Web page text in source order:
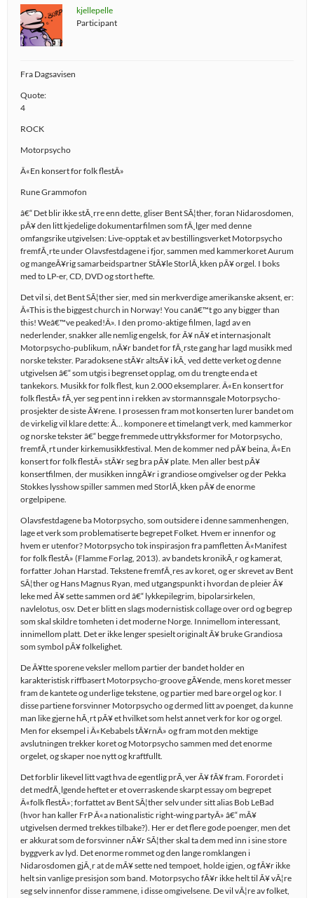
kjellepelle
Participant
Fra Dagsavisen
Quote:
4
ROCK
Motorpsycho
Â«En konsert for folk flestÂ»
Rune Grammofon
â€“ Det blir ikke stÃ¸rre enn dette, gliser Bent SÃ¦ther, foran Nidarosdomen,
pÃ¥ den litt kjedelige dokumentarfilmen som fÃ¸lger med denne
omfangsrike utgivelsen: Live-opptak et av bestillingsverket Motorpsycho
fremfÃ¸rte under Olavsfestdagene i fjor, sammen med kammerkoret Aurum
og mangeÃ¥rig samarbeidspartner StÃ¥le StorlÃ¸kken pÃ¥ orgel. I boks
med to LP-er, CD, DVD og stort hefte.
Det vil si, det Bent SÃ¦ther sier, med sin merkverdige amerikanske aksent, er:
Â«This is the biggest church in Norway! You canâ€™t go any bigger than
this! Weâ€™ve peaked!Â». I den promo-aktige filmen, lagd av en
nederlender, snakker alle nemlig engelsk, for Ã¥ nÃ¥ et internasjonalt
Motorpsycho-publikum, nÃ¥r bandet for fÃ¸rste gang har lagd musikk med
norske tekster. Paradoksene stÃ¥r altsÃ¥ i kÃ¸ ved dette verket og denne
utgivelsen â€“ som utgis i begrenset opplag, om du trengte enda et
tankekors. Musikk for folk flest, kun 2.000 eksemplarer. Â«En konsert for
folk flestÂ» fÃ¸yer seg pent inn i rekken av stormannsgale Motorpsycho-
prosjekter de siste Ã¥rene. I prosessen fram mot konserten lurer bandet om
de virkelig vil klare dette: Ã… komponere et timelangt verk, med kammerkor
og norske tekster â€“ begge fremmede uttrykksformer for Motorpsycho,
fremfÃ¸rt under kirkemusikkfestival. Men de kommer ned pÃ¥ beina, Â«En
konsert for folk flestÂ» stÃ¥r seg bra pÃ¥ plate. Men aller best pÃ¥
konsertfilmen, der musikken inngÃ¥r i grandiose omgivelser og der Pekka
Stokkes lysshow spiller sammen med StorlÃ¸kken pÃ¥ de enorme
orgelpipene.
Olavsfestdagene ba Motorpsycho, som outsidere i denne sammenhengen,
lage et verk som problematiserte begrepet Folket. Hvem er innenfor og
hvem er utenfor? Motorpsycho tok inspirasjon fra pamfletten Â«Manifest
for folk flestÂ» (Flamme Forlag, 2013). av bandets kronikÃ¸r og kamerat,
forfatter Johan Harstad. Tekstene fremfÃ¸res av koret, og er skrevet av Bent
SÃ¦ther og Hans Magnus Ryan, med utgangspunkt i hvordan de pleier Ã¥
leke med Ã¥ sette sammen ord â€“ lykkepilegrim, bipolarsirkelen,
navlelotus, osv. Det er blitt en slags modernistisk collage over ord og begrep
som skal skildre tomheten i det moderne Norge. Innimellom interessant,
innimellom platt. Det er ikke lenger spesielt originalt Ã¥ bruke Grandiosa
som symbol pÃ¥ folkelighet.
De Ã¥tte sporene veksler mellom partier der bandet holder en
karakteristisk riffbasert Motorpsycho-groove gÃ¥ende, mens koret messer
fram de kantete og underlige tekstene, og partier med bare orgel og kor. I
disse partiene forsvinner Motorpsycho og dermed litt av poenget, da kunne
man like gjerne hÃ¸rt pÃ¥ et hvilket som helst annet verk for kor og orgel.
Men for eksempel i Â«Kebabels tÃ¥rnÂ» og fram mot den mektige
avslutningen trekker koret og Motorpsycho sammen med det enorme
orgelet, og skaper noe nytt og kraftfullt.
Det forblir likevel litt vagt hva de egentlig prÃ¸ver Ã¥ fÃ¥ fram. Forordet i
det medfÃ¸lgende heftet er et overraskende skarpt essay om begrepet
Â«folk flestÂ»; forfattet av Bent SÃ¦ther selv under sitt alias Bob LeBad
(hvor han kaller FrP Â«a nationalistic right-wing partyÂ» â€“ mÃ¥
utgivelsen dermed trekkes tilbake?). Her er det flere gode poenger, men det
er akkurat som de forsvinner nÃ¥r SÃ¦ther skal ta dem med inn i sine store
byggverk av lyd. Det enorme rommet og den lange romklangen i
Nidarosdomen gjÃ¸r at de mÃ¥ sette ned tempoet, holde igjen, og fÃ¥r ikke
helt sin vanlige presisjon som band. Motorpsycho fÃ¥r ikke helt til Ã¥ vÃ¦re
seg selv innenfor disse rammene, i disse omgivelsene. De vil vÃ¦re av folket,